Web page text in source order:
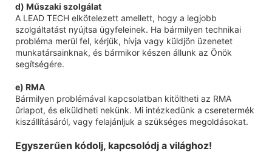
d) Műszaki szolgálat
A LEAD TECH elkötelezett amellett, hogy a legjobb
szolgáltatást nyújtsa ügyfeleinek. Ha bármilyen technikai
probléma merül fel, kérjük, hívja vagy küldjön üzenetet
munkatársainknak, és bármikor készen állunk az Önök
segítségére.
e) RMA
Bármilyen problémával kapcsolatban kitöltheti az RMA
űrlapot, és elküldheti nekünk. Mi intézkedünk a cseretermék
kiszállításáról, vagy felajánljuk a szükséges megoldásokat.
Egyszerűen kódolj, kapcsolódj a világhoz!